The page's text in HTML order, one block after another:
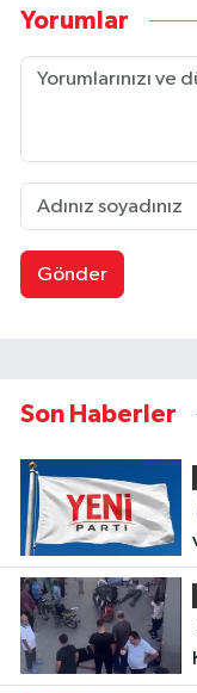
Yorumlar
Gönder
Son Haberler